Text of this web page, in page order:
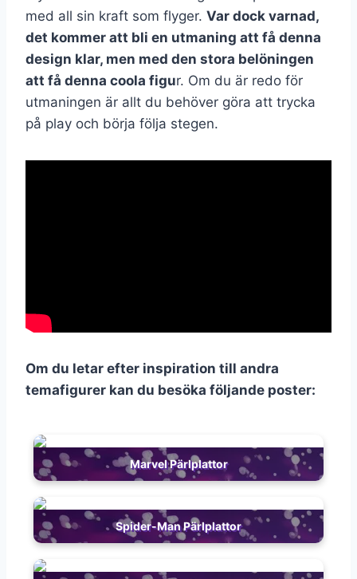
med all sin kraft som flyger. Var dock varnad,
det kommer att bli en utmaning att få denna
design klar, men med den stora belöningen
att få denna coola figur. Om du är redo för
utmaningen är allt du behöver göra att trycka
på play och börja följa stegen.
Om du letar efter inspiration till andra
temafigurer kan du besöka följande poster:
Marvel Pärlplattor
Spider-Man Pärlplattor